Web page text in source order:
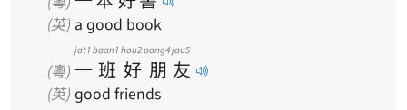
(英) a good book
(粵) 一
jat1
班
baan1
好
hou2
朋
pang4
友
jau5
(英) good friends